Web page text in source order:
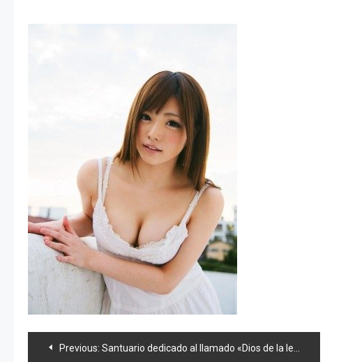
Navegación
Previous: Santuario dedicado al llamado «Dios de la leche» en Okayama